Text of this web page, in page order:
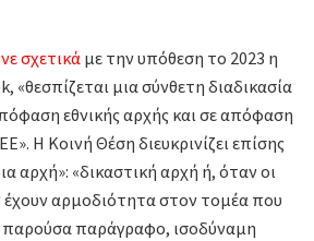
σχετικά με την υπόθεση το 2023 η
«θεσπίζεται μια σύνθετη διαδικασία
εθνικής αρχής και σε απόφαση
Η Κοινή Θέση διευκρινίζει επίσης
αρχή»: «δικαστική αρχή ή, όταν οι
έχουν αρμοδιότητα στον τομέα που
παράγραφο, ισοδύναμη